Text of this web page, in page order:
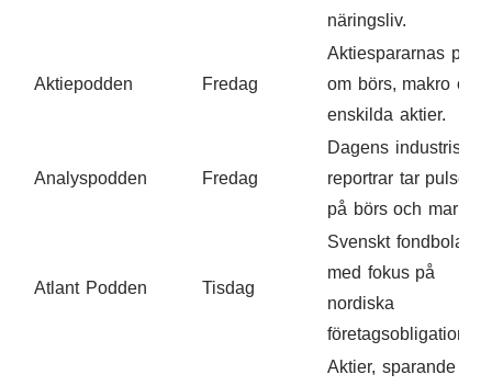
näringsliv.
Aktiepodden Fredag
Aktiespararnas podd
om börs, makro och
enskilda aktier.
Analyspodden Fredag
Dagens industris
reportrar tar pulsen
på börs och
Atlant Podden Tisdag
Svenskt fondbolag
med fokus på
nordiska
företagsobligationer.
Aktier, sparande och